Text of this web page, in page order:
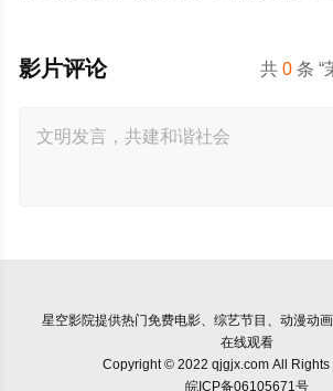
共0 条 “
影片评论
星空影院提供热门免费电影、综艺节目、动漫动
在线观看
Copyright © 2022 qjgjx.com All Rights
皖ICP备06105671号